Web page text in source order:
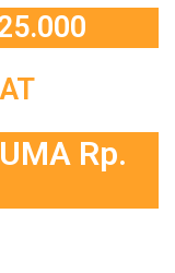
Rp.